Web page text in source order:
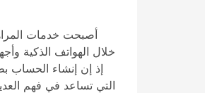
أصبحت خدمات
خلال الهواتف الذكية
إذ إن إنشاء الحساب